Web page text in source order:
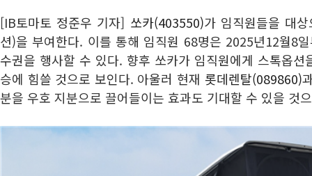
[IB토마토 정준우 기자] 쏘카(403550)가 임직원들을 대
션)을 부여한다. 이를 통해 임직원 68명은 2025년12월8
수권을 행사할 수 있다. 향후 쏘카가 임직원에게 스톡옵션
승에 힘쓸 것으로 보인다. 아울러 현재 롯데렌탈(089860)
분을 우호 지분으로 끌어들이는 효과도 기대할 수 있을 것